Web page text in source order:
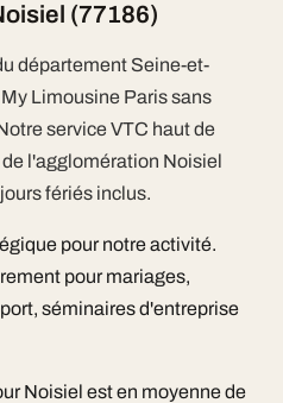
(77186)
département Seine-et-
Limousine Paris sans
service VTC haut de
l'agglomération Noisiel
fériés inclus.
pour notre activité.
pour mariages,
séminaires d'entreprise
Noisiel est en moyenne de